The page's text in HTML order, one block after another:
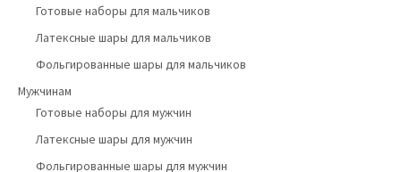
Готовые наборы для мальчиков
Латексные шары для мальчиков
Фольгированные шары для мальчиков
Мужчинам
Готовые наборы для мужчин
Латексные шары для мужчин
Фольгированные шары для мужчин